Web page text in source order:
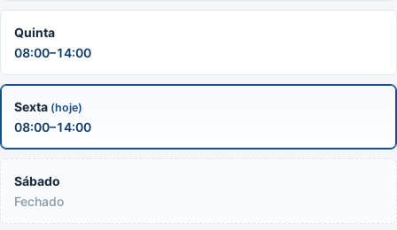
Quinta
08:00–14:00
Sexta (hoje)
08:00–14:00
Sábado
Fechado